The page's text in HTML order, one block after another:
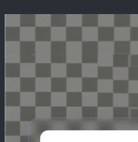
Перейти
к
содержимому